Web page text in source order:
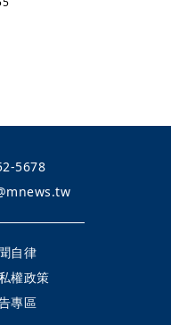
5678
自律
權政策
專區